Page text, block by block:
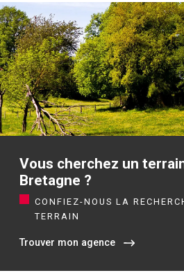
Vous cherchez un
Bretagne ?
CONFIEZ-NOUS LA
TERRAIN
Trouver mon agence